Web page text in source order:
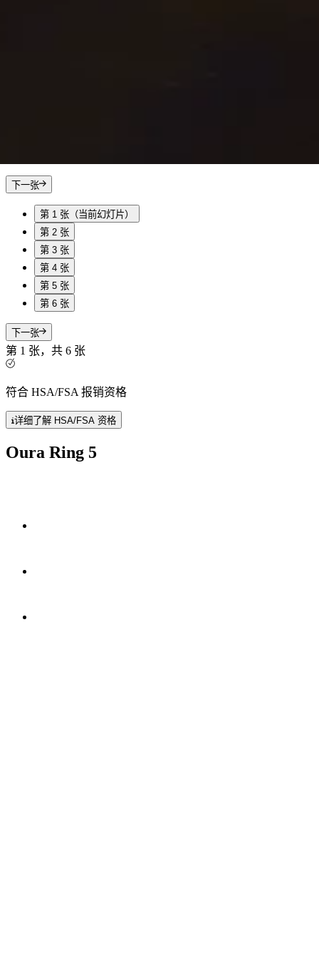
下一张
第 1 张 （当前幻灯片）
第 2 张
第 3 张
第 4 张
第 5 张
第 6 张
下一张
第 1 张，共 6 张
符合 HSA/FSA 报销资格
详细了解 HSA/FSA 资格
Oura Ring 5